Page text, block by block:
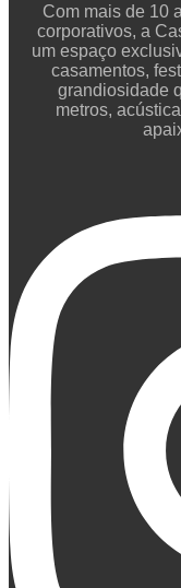
Com mais de 10
corporativos, a
um espaço
casamentos,
grandiosidade
metros,